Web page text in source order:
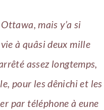
mais y’a si
à quâsi deux mille
assez longtemps,
pour les dênichi et les
par téléphone à eune